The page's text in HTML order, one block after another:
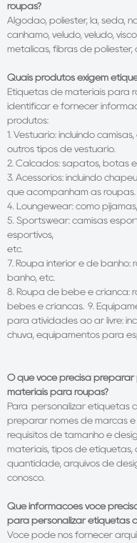
roupas?
Algodão, poliéster, lã, seda,
cânhamo, veludo, veludo,
metálicas, fibras de poliéster,
Quais produtos exigem
Etiquetas de materiais para
identificar e fornecer
produtos:
1. Vestuário: incluindo
outros tipos de vestuário.
2. Calçados: sapatos, botas
3. Acessórios: incluindo
que acompanham as roupas.
4. Loungewear: como
5. Sportswear: camisas
esportivos,
etc.
7. Roupa interior e de banho:
banho, etc.
8. Roupa de bebé e criança:
bebés e crianças. 9.
para atividades ao ar livre:
chuva, equipamentos para
O que você precisa
materiais para roupas?
Para personalizar etiquetas
preparar nomes de marcas
requisitos de tamanho e
materiais, tipos de etiquetas,
quantidade, arquivos de
conosco.
Que informações você
para personalizar etiquetas
Você pode nos fornecer